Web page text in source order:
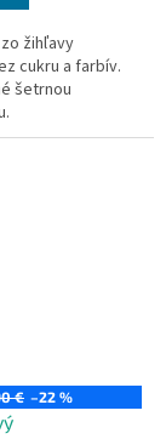
žihľavy
cukru a farbív.
šetrnou
€ –22 %